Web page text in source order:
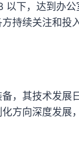
下，达到办
持续关注和投入
，其技术发展
方向深度发展